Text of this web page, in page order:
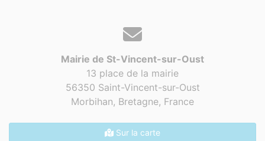
Mairie de St-Vincent-sur-Oust
13 place de la mairie
56350 Saint-Vincent-sur-Oust
Morbihan, Bretagne, France
Sur la carte